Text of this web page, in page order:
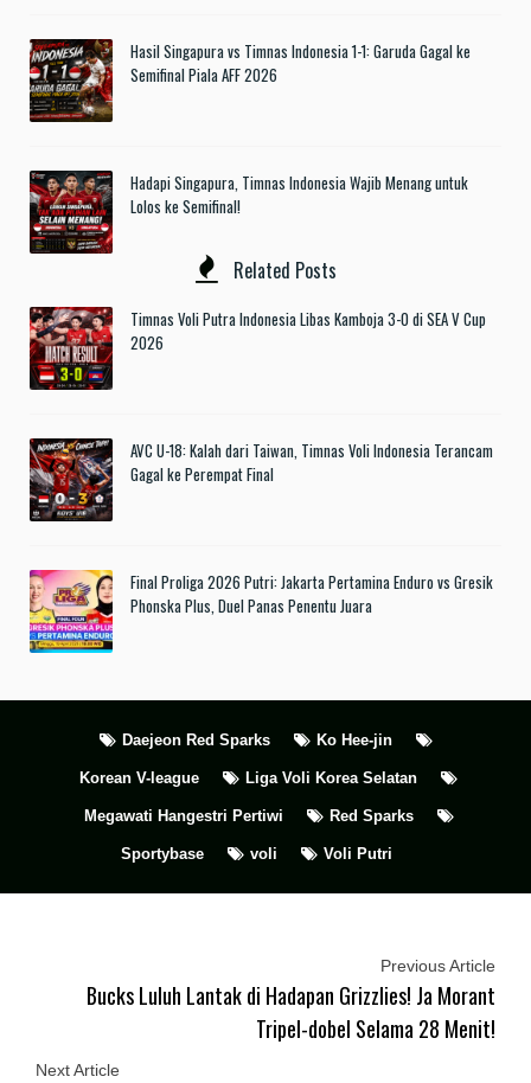
Hasil Singapura vs Timnas Indonesia 1-1: Garuda Gagal ke
Semifinal Piala AFF 2026
Hadapi Singapura, Timnas Indonesia Wajib Menang untuk
Lolos ke Semifinal!
Related Posts
Timnas Voli Putra Indonesia Libas Kamboja 3-0 di SEA V Cup
2026
AVC U-18: Kalah dari Taiwan, Timnas Voli Indonesia Terancam
Gagal ke Perempat Final
Final Proliga 2026 Putri: Jakarta Pertamina Enduro vs Gresik
Phonska Plus, Duel Panas Penentu Juara
Daejeon Red Sparks Ko Hee-jin
Korean V-league Liga Voli Korea Selatan
Megawati Hangestri Pertiwi Red Sparks
Sportybase voli Voli Putri
Previous Article
Bucks Luluh Lantak di Hadapan Grizzlies! Ja Morant
Tripel-dobel Selama 28 Menit!
Next Article